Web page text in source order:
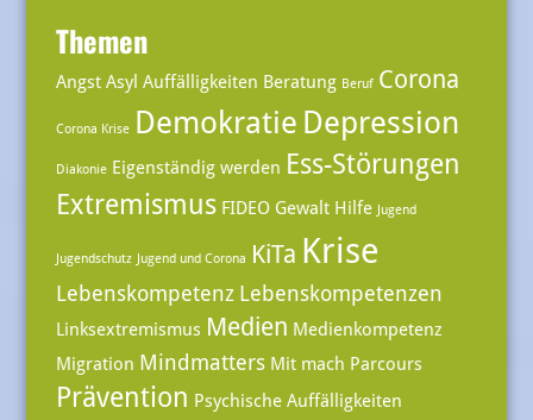
Themen
Angst Asyl Auffälligkeiten Beratung Beruf Corona
Corona Krise Demokratie Depression
Diakonie Eigenständig werden Ess-Störungen
Extremismus FIDEO Gewalt Hilfe Jugend
Jugendschutz Jugend und Corona KiTa Krise
Lebenskompetenz Lebenskompetenzen
Linksextremismus Medien Medienkompetenz
Migration Mindmatters Mit mach Parcours
Prävention Psychische Auffälligkeiten